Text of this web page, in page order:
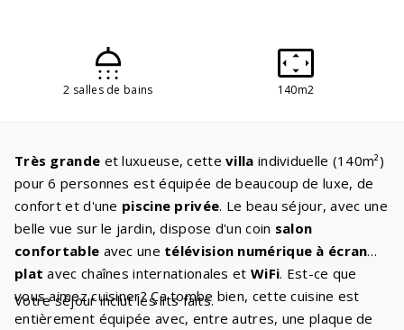
2 salles de bains 140m2
Très grande et luxueuse, cettevilla individuelle (140m²)
pour 6 personnes est équipée de beaucoup de luxe, de
confort et d'une piscine privée. Le beau séjour, avec une
belle vue sur le jardin, dispose d'un coin salon
confortable avec une télévision numérique à écran
plat avec chaînes internationales et WiFi. Est-ce que
vous aimez cuisiner? Ça tombe bien, cette cuisine est
entièrement équipée avec, entre autres, une plaque de
Votre séjour inclut les lits faits.